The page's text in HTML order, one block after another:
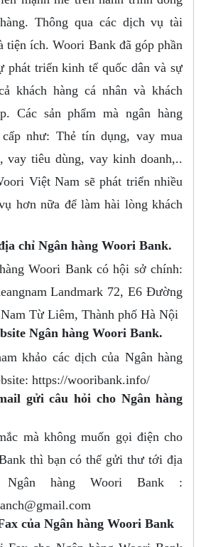
Thông qua các dịch vụ tài
tiện ích. Woori Bank đã góp phần
phát triển kinh tế quốc dân và sự
khách hàng cá nhân và khách
Các sản phẩm mà ngân hàng
như: Thẻ tín dụng, vay mua
vay tiêu dùng, vay kinh doanh,..
Việt Nam sẽ phát triển nhiều
hơn nữa để làm hài lòng khách
chỉ Ngân hàng Woori Bank.
Woori Bank có hội sở chính:
Landmark 72, E6 Đường
Từ Liêm, Thành phố Hà Nội
Ngân hàng Woori Bank.
khảo các dịch của Ngân hàng
https://wooribank.info/
gửi câu hỏi cho Ngân hàng
mà không muốn gọi điện cho
thì bạn có thể gửi thư tới địa
hàng Woori Bank :
của Ngân hàng Woori Bank